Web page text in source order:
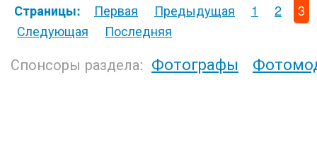
Страницы: Первая Предыдущая 1 2
3
Следующая
Последняя
Спонсоры раздела: Фотографы